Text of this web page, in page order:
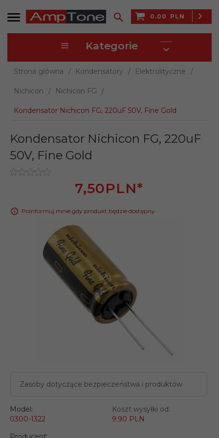
0.00 PLN
Kategorie
Strona główna Kondensatory Elektrolityczne
Nichicon Nichicon FG
Kondensator Nichicon FG, 220uF 50V, Fine Gold
Zasoby dotyczące bezpieczeństwa i produktów
Kondensator Nichicon FG, 220uF
50V, Fine Gold
7,50PLN*
Poinformuj mnie gdy produkt będzie dostępny
Model:
0300-1322
Koszt wysyłki od:
9.90 PLN